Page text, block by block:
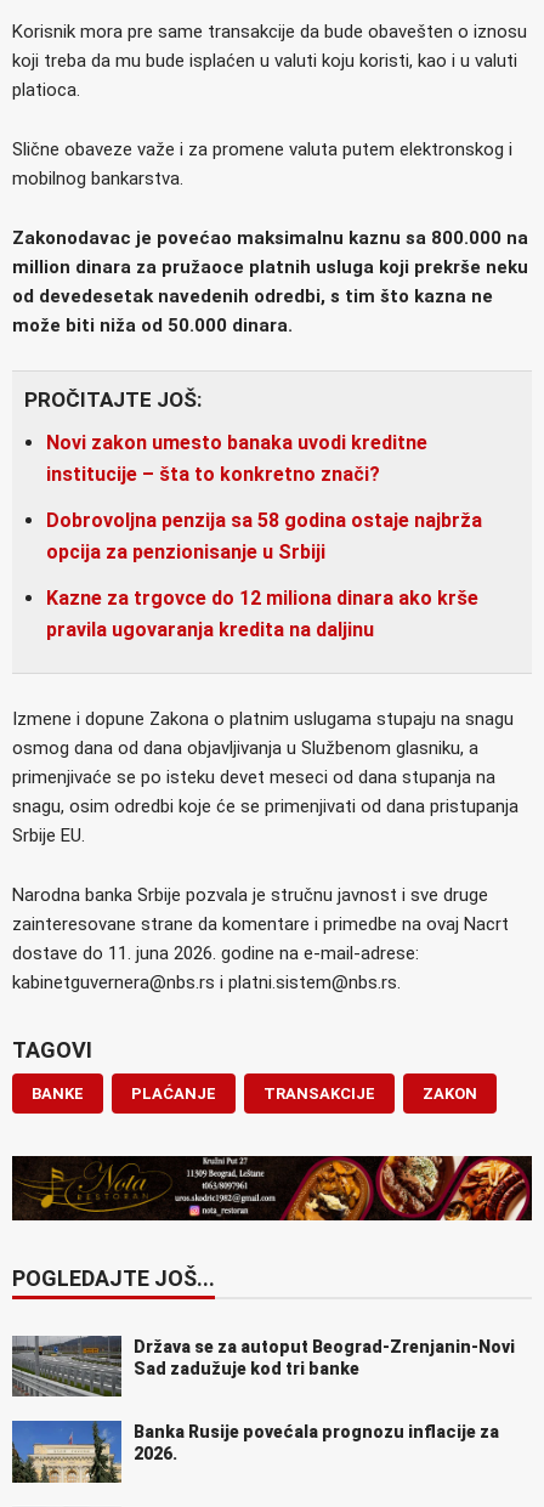
Korisnik mora pre same transakcije da bude obavešten o iznosu
koji treba da mu bude isplaćen u valuti koju koristi, kao i u valuti
platioca.
Slične obaveze važe i za promene valuta putem elektronskog i
mobilnog bankarstva.
Zakonodavac je povećao maksimalnu kaznu sa 800.000 na
million dinara za pružaoce platnih usluga koji prekrše neku
od devedesetak navedenih odredbi, s tim što kazna ne
može biti niža od 50.000 dinara.
PROČITAJTE JOŠ:
Novi zakon umesto banaka uvodi kreditne
institucije – šta to konkretno znači?
Dobrovoljna penzija sa 58 godina ostaje najbrža
opcija za penzionisanje u Srbiji
Kazne za trgovce do 12 miliona dinara ako krše
pravila ugovaranja kredita na daljinu
Izmene i dopune Zakona o platnim uslugama stupaju na snagu
osmog dana od dana objavljivanja u Službenom glasniku, a
primenjivaće se po isteku devet meseci od dana stupanja na
snagu, osim odredbi koje će se primenjivati od dana pristupanja
Srbije EU.
Narodna banka Srbije pozvala je stručnu javnost i sve druge
zainteresovane strane da komentare i primedbe na ovaj Nacrt
dostave do 11. juna 2026. godine na e-mail-adrese:
kabinetguvernera@nbs.rs i platni.sistem@nbs.rs.
TAGOVI
BANKE PLAĆANJE TRANSAKCIJE ZAKON
POGLEDAJTE JOŠ...
Država se za autoput Beograd-Zrenjanin-Novi
Sad zadužuje kod tri banke
Banka Rusije povećala prognozu inflacije za
2026.